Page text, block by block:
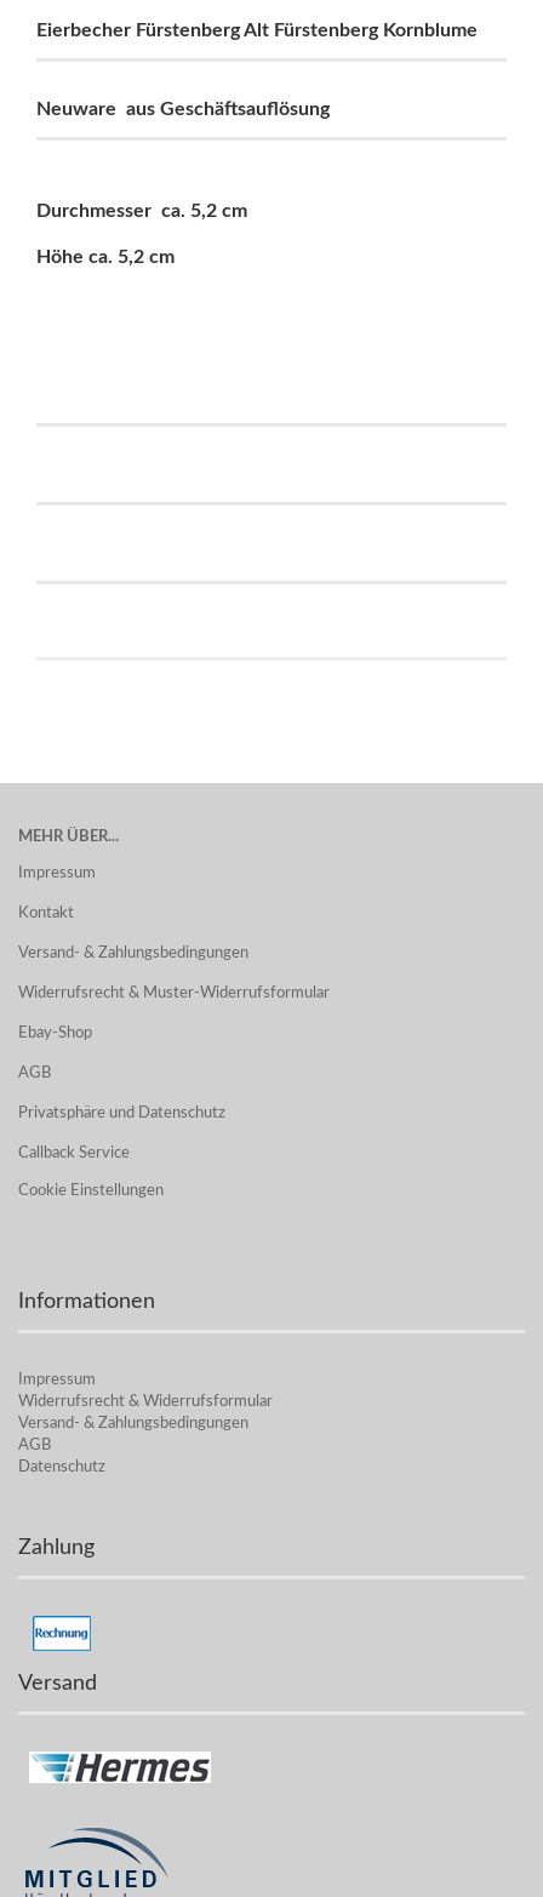
Eierbecher Fürstenberg Alt Fürstenberg Kornblume
Neuware aus Geschäftsauflösung
Durchmesser ca. 5,2 cm
Höhe ca. 5,2 cm
MEHR ÜBER...
Impressum
Kontakt
Versand- & Zahlungsbedingungen
Widerrufsrecht & Muster-Widerrufsformular
Ebay-Shop
AGB
Privatsphäre und Datenschutz
Callback Service
Cookie Einstellungen
Informationen
Impressum
Widerrufsrecht & Widerrufsformular
Versand- & Zahlungsbedingungen
AGB
Datenschutz
Zahlung
Versand